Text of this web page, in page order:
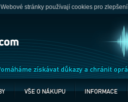
Webové stránky používají cookies pro